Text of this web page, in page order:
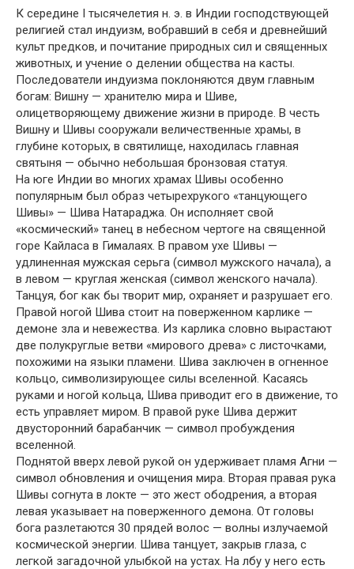
К середине I тысячелетия н. э. в Индии господствующей
религией стал индуизм, вобравший в себя и древнейший
культ предков, и почитание природных сил и священных
животных, и учение о делении общества на касты.
Последователи индуизма поклоняются двум главным
богам: Вишну — хранителю мира и Шиве,
олицетворяющему движение жизни в природе. В честь
Вишну и Шивы сооружали величественные храмы, в
глубине которых, в святилище, находилась главная
святыня — обычно небольшая бронзовая статуя.
На юге Индии во многих храмах Шивы особенно
популярным был образ четырехрукого «танцующего
Шивы» — Шива Натараджа. Он исполняет свой
«космический» танец в небесном чертоге на священной
горе Кайласа в Гималаях. В правом ухе Шивы —
удлиненная мужская серьга (символ мужского начала), а
в левом — круглая женская (символ женского начала).
Танцуя, бог как бы творит мир, охраняет и разрушает его.
Правой ногой Шива стоит на поверженном карлике —
демоне зла и невежества. Из карлика словно вырастают
две полукруглые ветви «мирового древа» с листочками,
похожими на языки пламени. Шива заключен в огненное
кольцо, символизирующее силы вселенной. Касаясь
руками и ногой кольца, Шива приводит его в движение, то
есть управляет миром. В правой руке Шива держит
двусторонний барабанчик — символ пробуждения
вселенной.
Поднятой вверх левой рукой он удерживает пламя Агни —
символ обновления и очищения мира. Вторая правая рука
Шивы согнута в локте — это жест ободрения, а вторая
левая указывает на поверженного демона. От головы
бога разлетаются 30 прядей волос — волны излучаемой
космической энергии. Шива танцует, закрыв глаза, с
легкой загадочной улыбкой на устах. На лбу у него есть